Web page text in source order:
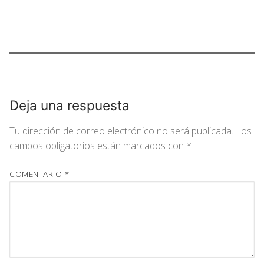
Deja una respuesta
Tu dirección de correo electrónico no será publicada. Los
campos obligatorios están marcados con *
COMENTARIO *